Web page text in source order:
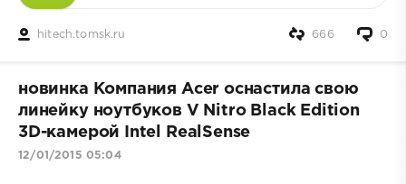
hitech.tomsk.ru 0
666
новинка Компания Acer оснастила свою
линейку ноутбуков V Nitro Black Edition
3D-камерой Intel RealSense
12/01/2015 05:04